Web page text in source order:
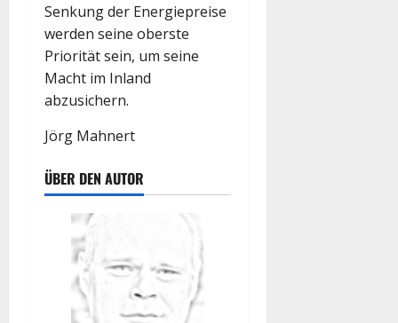
Senkung der Energiepreise
werden seine oberste
Priorität sein, um seine
Macht im Inland
abzusichern.
Jörg Mahnert
ÜBER DEN AUTOR